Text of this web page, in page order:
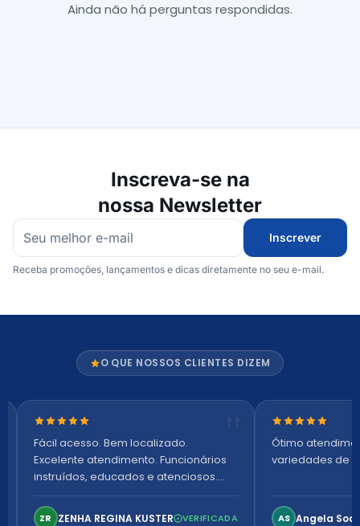
Ainda não há perguntas respondidas.
Inscreva-se na
nossa Newsletter
Inscrever
Receba promoções, lançamentos e dicas diretamente no seu e-mail.
O QUE NOSSOS CLIENTES DIZEM
Nota 5 de 5 estrelas
Fácil acesso. Bem localizado.
Excelente atendimento. Funcionários
instruídos, educados e atenciosos.
confortável. Perfeito!
ZR ZENHA REGINA KUSTER VERIFICADA
Nota 5 de 5
Ótimo
variedades de
AS Angela